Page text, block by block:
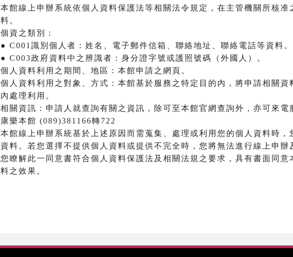
本館線上申辦系統依個人資料保護法等相關法令規定，在主管機關所核
料。
個資之類別：
● C001識別個人者：姓名、電子郵件信箱、聯絡地址、聯絡電話等資料。
● C003政府資料中之辨識者：身分證字號或護照號碼（外國人）。
個人資料利用之期間、地區：本館申請之網頁。
個人資料利用之對象、方式：本館基於服務之特定目的內，將申請相關
內處理利用。
相關資訊：申請人就查詢有關之資訊，除可至本館官網查詢外，亦可來電
康樂本館 (089)381166轉722
本館線上申辦系統基於上述原因而需蒐集、處理或利用您的個人資料時，
資料。若您選擇不提供個人資料或提供不完全時，您將無法進行線上申辦
您瞭解此一同意書符合個人資料保護法及相關法規之要求，具有書面同
料之效果。